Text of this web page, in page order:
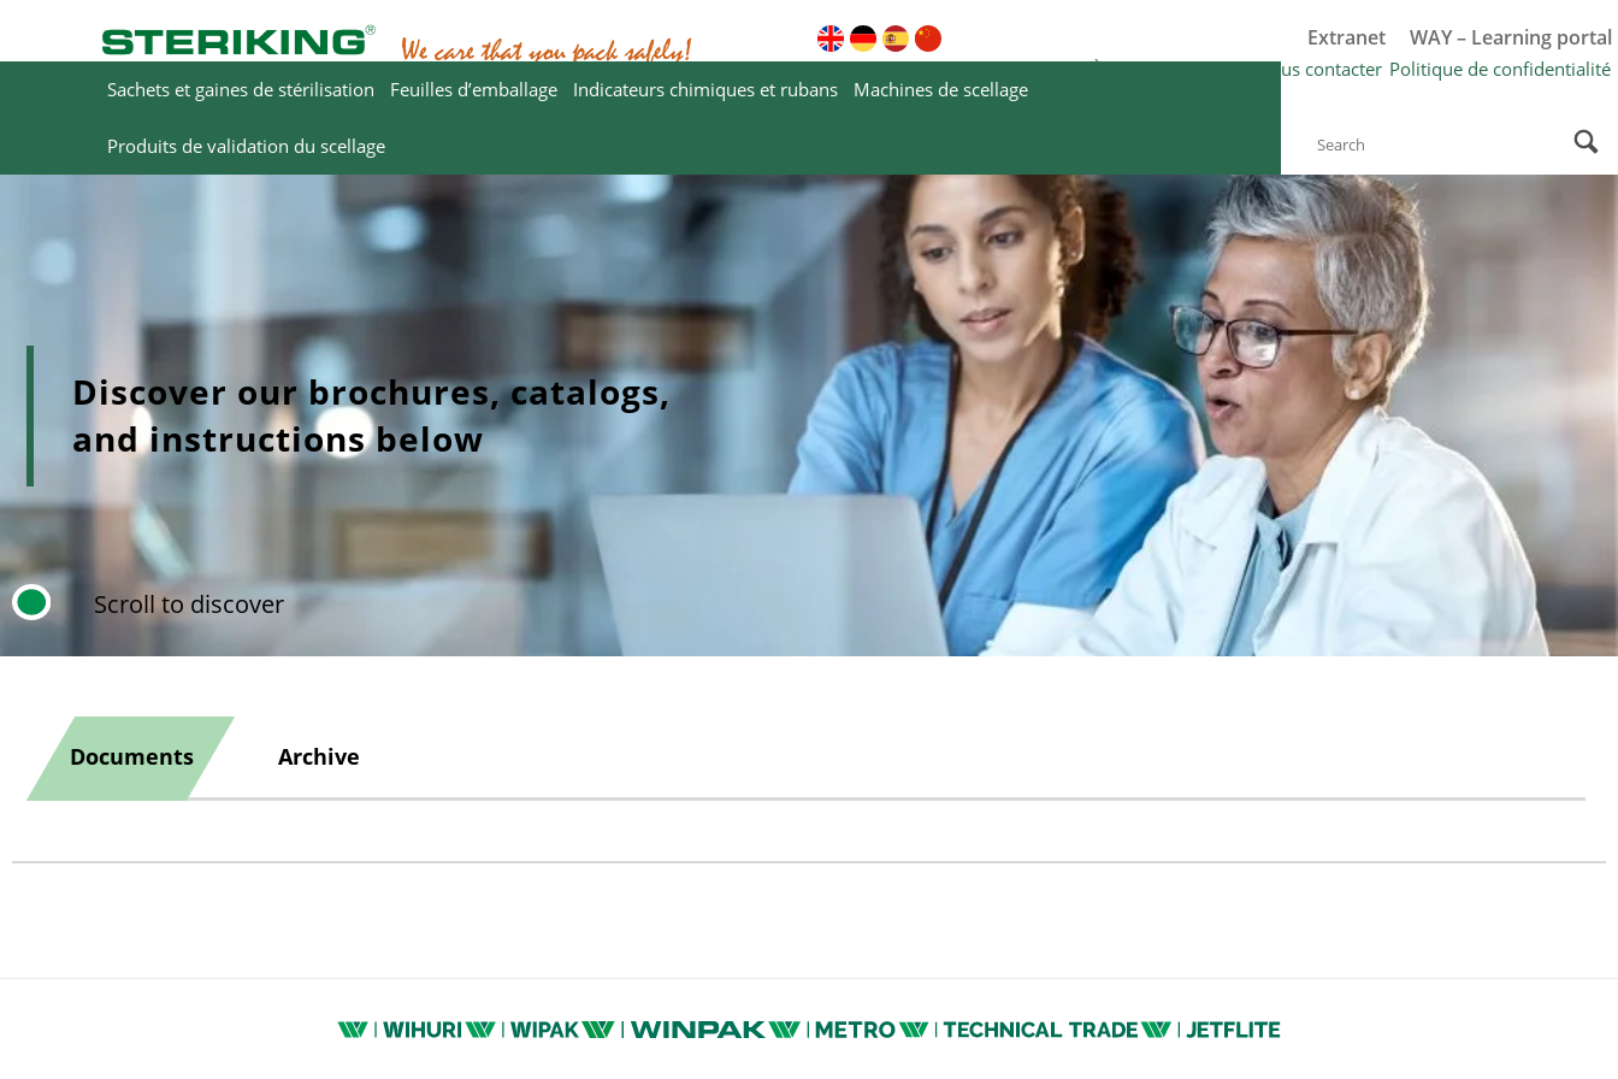
Extranet WAY – Learning portal
Téléchargements Pourquoi Steriking FAQ À propos de Wipak Nous contacter Politique de confidentialité
Sachets et gaines de stérilisation
Feuilles d’emballage Indicateurs chimiques et rubans Machines de scellage
Produits de validation du scellage
Discover our brochures, catalogs,
and instructions below
Scroll to discover
Documents Archive